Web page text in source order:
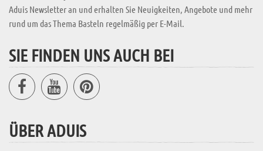
Aduis Newsletter an und erhalten Sie Neuigkeiten, Angebote und mehr
rund um das Thema Basteln regelmäßig per E-Mail.
SIE FINDEN UNS AUCH BEI
ÜBER ADUIS